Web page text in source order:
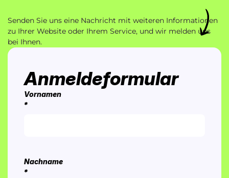
Senden Sie uns eine Nachricht mit weiteren Informationen
zu Ihrer Website oder Ihrem Service, und wir melden uns
bei Ihnen.
Anmeldeformular
Vornamen
*
Nachname
*